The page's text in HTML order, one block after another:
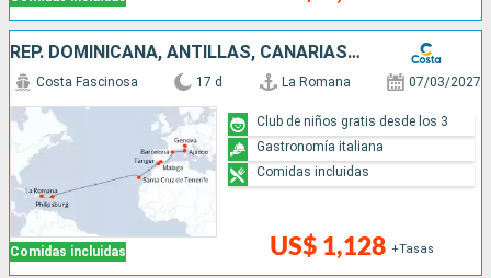
REP. DOMINICANA, ANTILLAS, CANARIAS, MARRUECOS, ESPAÑA, CÓRCEGA (FRANCIA), ITALIA
Comidas incluidas
Costa Fascinosa 17 d La Romana 07/03/2027
US$ 1,128 +Tasas
Club de niños gratis desde los 3
Gastronomía italiana
Comidas incluidas